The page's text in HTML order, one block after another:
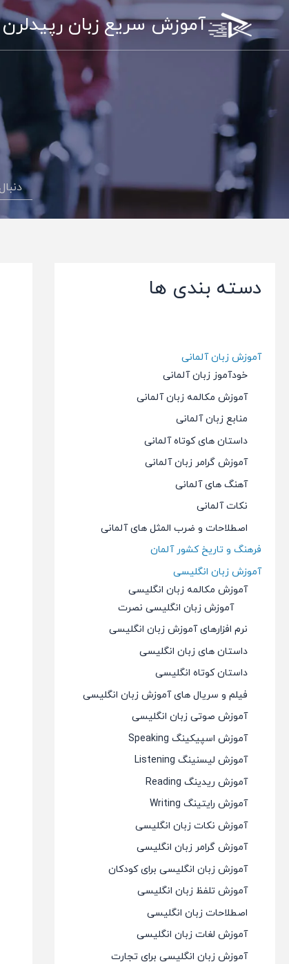
پرش
محتوا
آموزش سریع زبان رپیدلرن
دسته بندی ها
آموزش زبان آلمانی
خودآموز زبان آلمانی
آموزش مکالمه زبان آلمانی
منابع زبان آلمانی
داستان های کوتاه آلمانی
آموزش گرامر زبان آلمانی
آهنگ های آلمانی
نکات آلمانی
اصطلاحات و ضرب المثل های آلمانی
فرهنگ و تاریخ کشور آلمان
آموزش زبان انگلیسی
آموزش مکالمه زبان انگلیسی
آموزش زبان انگلیسی نصرت
نرم افزارهای آموزش زبان انگلیسی
داستان های زبان انگلیسی
داستان کوتاه انگلیسی
فیلم و سریال های آموزش زبان انگلیسی
آموزش صوتی زبان انگلیسی
آموزش اسپیکینگ Speaking
آموزش لیسنینگ Listening
آموزش ریدینگ Reading
آموزش رایتینگ Writing
آموزش نکات زبان انگلیسی
آموزش گرامر زبان انگلیسی
آموزش زبان انگلیسی برای کودکان
آموزش تلفظ زبان انگلیسی
اصطلاحات زبان انگلیسی
آموزش لغات زبان انگلیسی
آموزش زبان انگلیسی برای تجارت